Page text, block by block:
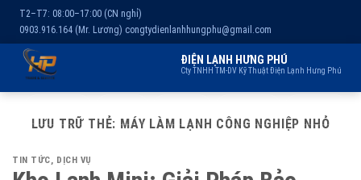
T2–T7: 08:00–17:00 (CN nghỉ)
0903.916.164 (Mr. Lương) congtydienlanhhungphu@gmail.com
ĐIỆN LẠNH HƯNG PHÚ
Cty TNHH TM-DV Kỹ Thuật Điện Lạnh Hưng Phú
dung
LƯU TRỮ THẺ: MÁY LÀM LẠNH CÔNG NGHIỆP NHỎ
TIN TỨC, DỊCH VỤ